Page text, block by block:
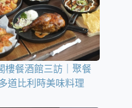
樓餐酒館三訪｜聚餐
道比利時美味料理